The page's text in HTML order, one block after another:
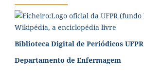
Biblioteca Digital de Periódicos UFPR
Departamento de Enfermagem